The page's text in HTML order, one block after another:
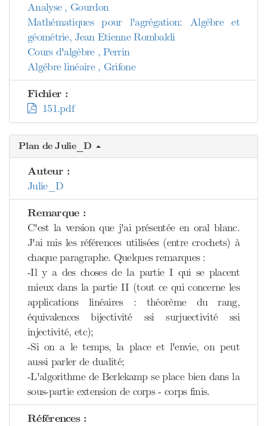
Analyse , Gourdon
Mathématiques pour l'agrégation: Algèbre et
géométrie, Jean Etienne Rombaldi
Cours d'algèbre , Perrin
Algèbre linéaire , Grifone
Fichier :
151.pdf
Plan de Julie_D
Auteur :
Julie_D
Remarque :
C'est la version que j'ai présentée en oral blanc.
J'ai mis les références utilisées (entre crochets) à
chaque paragraphe. Quelques remarques :
-Il y a des choses de la partie I qui se placent
mieux dans la partie II (tout ce qui concerne les
applications linéaires : théorème du rang,
équivalences bijectivité ssi surjuectivité ssi
injectivité, etc);
-Si on a le temps, la place et l'envie, on peut
aussi parler de dualité;
-L'algorithme de Berlekamp se place bien dans la
sous-partie extension de corps - corps finis.
Références :